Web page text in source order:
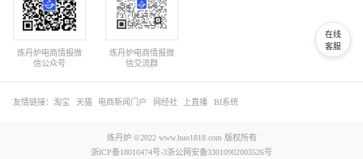
炼丹炉电商情报微
信公众号
炼丹炉电商情报微
信交流群
友情链接：淘宝 天猫 电商新闻门户 网经社 上直播 BI系统
炼丹炉 ©2022 www.huo1818.com 版权所有
浙ICP备18010474号-3浙公网安备33010902003526号
在线
客服